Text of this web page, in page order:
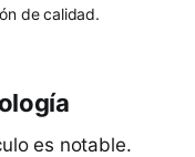
de calidad.
es notable.